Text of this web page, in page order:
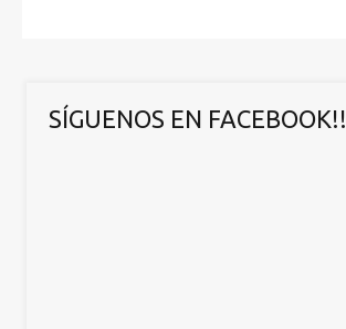
SÍGUENOS EN FACEBOOK!!